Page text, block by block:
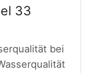
33
bei